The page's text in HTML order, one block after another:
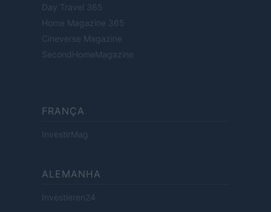
Day Travel 365
Home Magazine 365
Cineverse Magazine
SecondHomeMagazine
FRANÇA
InvestirMag
ALEMANHA
Investieren24